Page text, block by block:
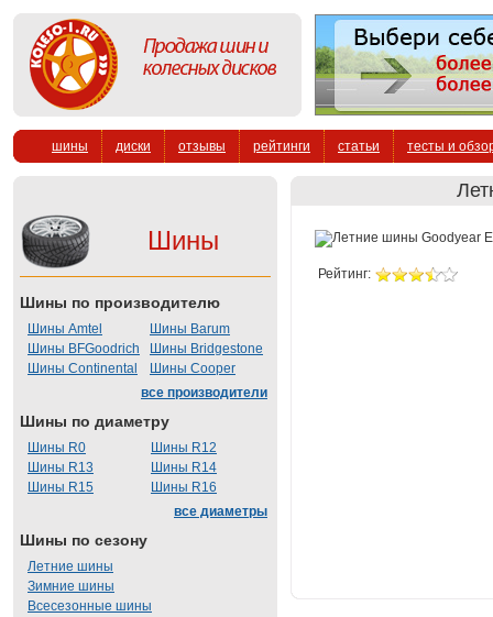
шины диски отзывы рейтинги статьи тесты и
Шины
Шины по производителю
Шины Amtel
Шины Barum
Шины BFGoodrich
Шины Bridgestone
Шины Continental
Шины Cooper
все производители
Шины по диаметру
Шины R0
Шины R12
Шины R13
Шины R14
Шины R15
Шины R16
все диаметры
Шины по сезону
Летние шины
Зимние шины
Всесезонные шины
Рейтинг: